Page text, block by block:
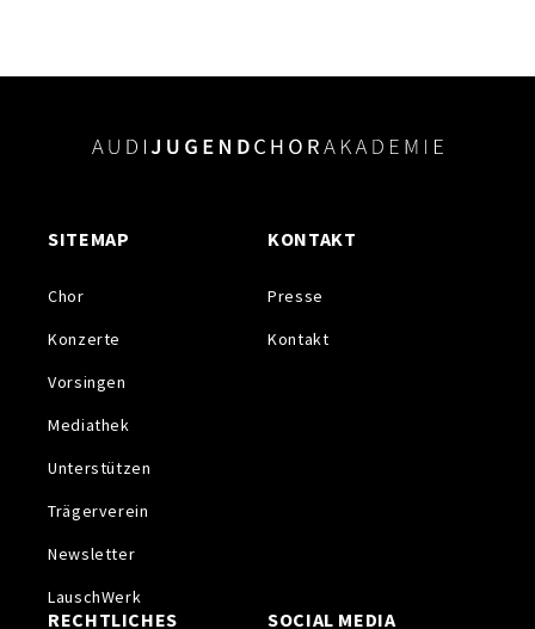
SITEMAP
Chor
Konzerte
Vorsingen
Mediathek
Unterstützen
Trägerverein
Newsletter
LauschWerk
KONTAKT
Presse
Kontakt
RECHTLICHES SOCIAL MEDIA